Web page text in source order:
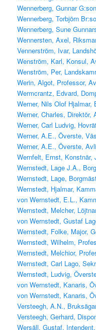
Wennerberg, Gunnar
Wennerberg, Torbjörn
Wennerberg, Sune
Wennersten, Axel,
Vennerström, Ivar,
Wenström, Karl, Konsul,
Wenström, Per,
Werin, Algot, Professor,
Wermcrantz, Edvard,
Werner, Nils Olof Hjalmar,
Werner, Charles, Direktör,
Werner, Carl Ludvig,
Werner, A.E., Överste,
Werner, A.E., Överste,
Wernfelt, Ernst, Konstnär,
Wernstedt, Lage J.A.,
Wernstedt, Lage,
Wernstedt, Hjalmar,
von Wernstedt, E.L.,
Wernstedt, Melcher,
von Wernstedt, Gustaf
Wernstedt, Folke, Major,
Wernstedt, Wilhelm,
Wernstedt, Melchior,
Wernstedt, Carl Lago,
Wernstedt, Ludvig,
von Wernstedt, Kanaris,
von Wernstedt, Kanaris,
Versteegh, A.N.,
Versteegh, Gerhard,
Wersäll, Gustaf,